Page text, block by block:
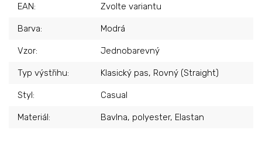
EAN: Zvolte variantu
Barva: Modrá
Vzor: Jednobarevný
Typ výstřihu: Klasický pas, Rovný (Straight)
Styl: Casual
Materiál: Bavlna, polyester, Elastan